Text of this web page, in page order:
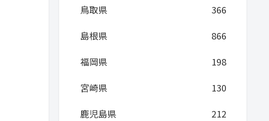
鳥取県
366
島根県
866
福岡県
198
宮崎県
130
鹿児島県
212